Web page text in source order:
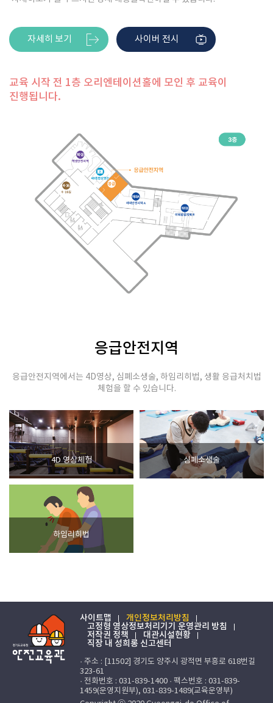
자세히 보기 사이버 전시
교육 시작 전 1층 오리엔테이션홀에 모인 후 교육이
진행됩니다.
응급안전지역
응급안전지역에서는 4D영상, 심폐소생술, 하임리히법, 생활 응급처치법
체험을 할 수 있습니다.
4D 영상체험 심폐소생술
하임리히법
사이트맵
개인정보처리방침
고정형 영상정보처리기기 운영관리 방침
저작권 정책
대관시설현황
직장 내 성희롱 신고센터
· 주소 : [11502] 경기도 양주시 광적면 부흥로 618번길
323-61
· 전화번호 : 031-839-1400 · 팩스번호 : 031-839-
1459(운영지원부), 031-839-1489(교육운영부)